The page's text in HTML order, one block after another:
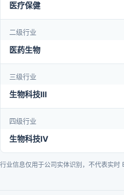
医疗保健
二级行业
医药生物
三级行业
生物科技Ⅲ
四级行业
生物科技Ⅳ
行业信息仅用于公司实体识别，不代表实时